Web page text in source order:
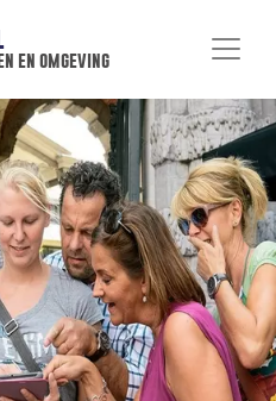
en omgeving